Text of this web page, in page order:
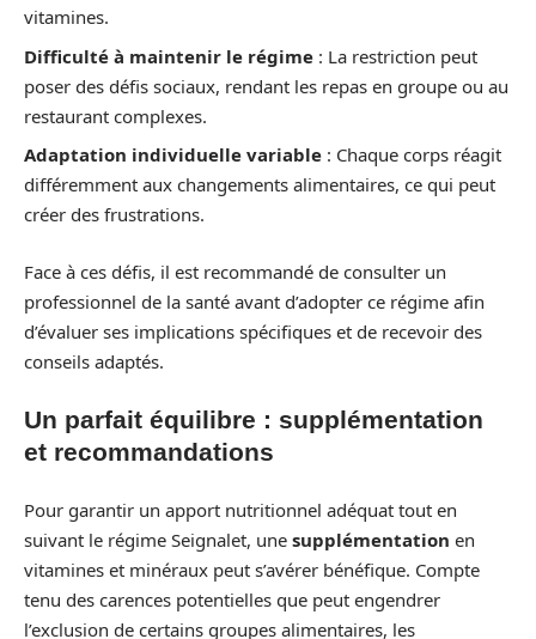
vitamines.
Difficulté à maintenir le régime : La restriction peut
poser des défis sociaux, rendant les repas en groupe ou au
restaurant complexes.
Adaptation individuelle variable : Chaque corps réagit
différemment aux changements alimentaires, ce qui peut
créer des frustrations.
Face à ces défis, il est recommandé de consulter un
professionnel de la santé avant d’adopter ce régime afin
d’évaluer ses implications spécifiques et de recevoir des
conseils adaptés.
Un parfait équilibre : supplémentation
et recommandations
Pour garantir un apport nutritionnel adéquat tout en
suivant le régime Seignalet, une supplémentation en
vitamines et minéraux peut s’avérer bénéfique. Compte
tenu des carences potentielles que peut engendrer
l’exclusion de certains groupes alimentaires, les